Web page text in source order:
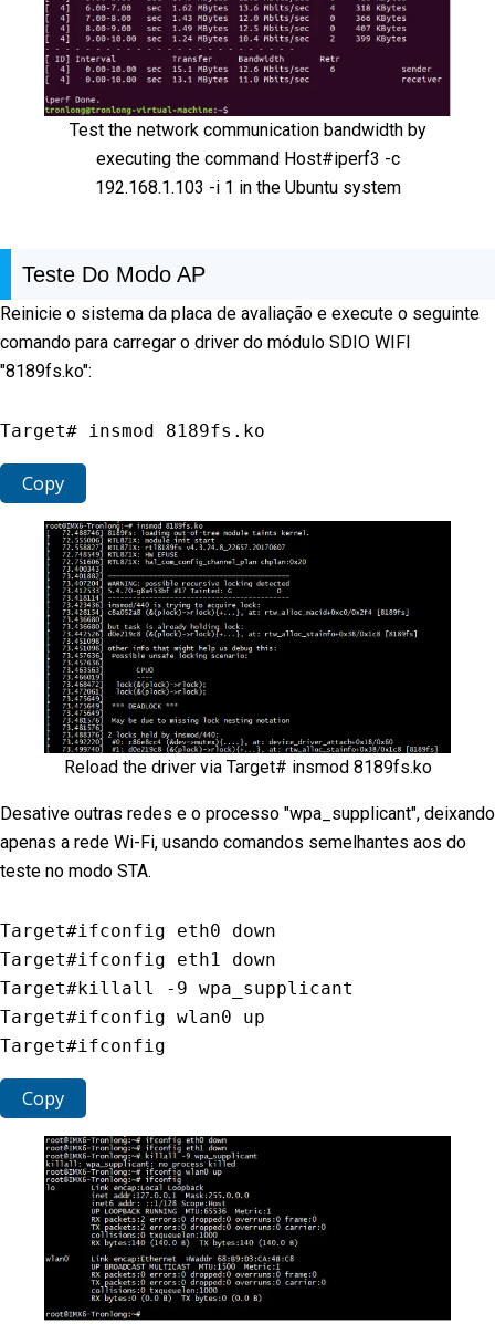
Test the network communication bandwidth by
executing the command Host#iperf3 -c
192.168.1.103 -i 1 in the Ubuntu system
Teste Do Modo AP
Reinicie o sistema da placa de avaliação e execute o seguinte
comando para carregar o driver do módulo SDIO WIFI
"8189fs.ko":
Target# insmod 8189fs . ko
Copy
Reload the driver via Target# insmod 8189fs.ko
Desative outras redes e o processo "wpa_supplicant", deixando
apenas a rede Wi-Fi, usando comandos semelhantes aos do
teste no modo STA.
Target#ifconfig eth0 down
Target#ifconfig eth1 down
Target#killall
- 9 wpa_supplicant
Target#ifconfig wlan0 up
Target#ifconfig
Copy